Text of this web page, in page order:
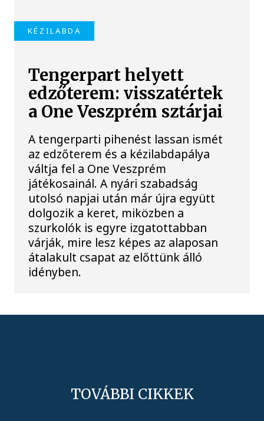
KÉZILABDA
Tengerpart helyett
edzőterem: visszatértek
a One Veszprém sztárjai
A tengerparti pihenést lassan ismét
az edzőterem és a kézilabdapálya
váltja fel a One Veszprém
játékosainál. A nyári szabadság
utolsó napjai után már újra együtt
dolgozik a keret, miközben a
szurkolók is egyre izgatottabban
várják, mire lesz képes az alaposan
átalakult csapat az előttünk álló
idényben.
TOVÁBBI CIKKEK